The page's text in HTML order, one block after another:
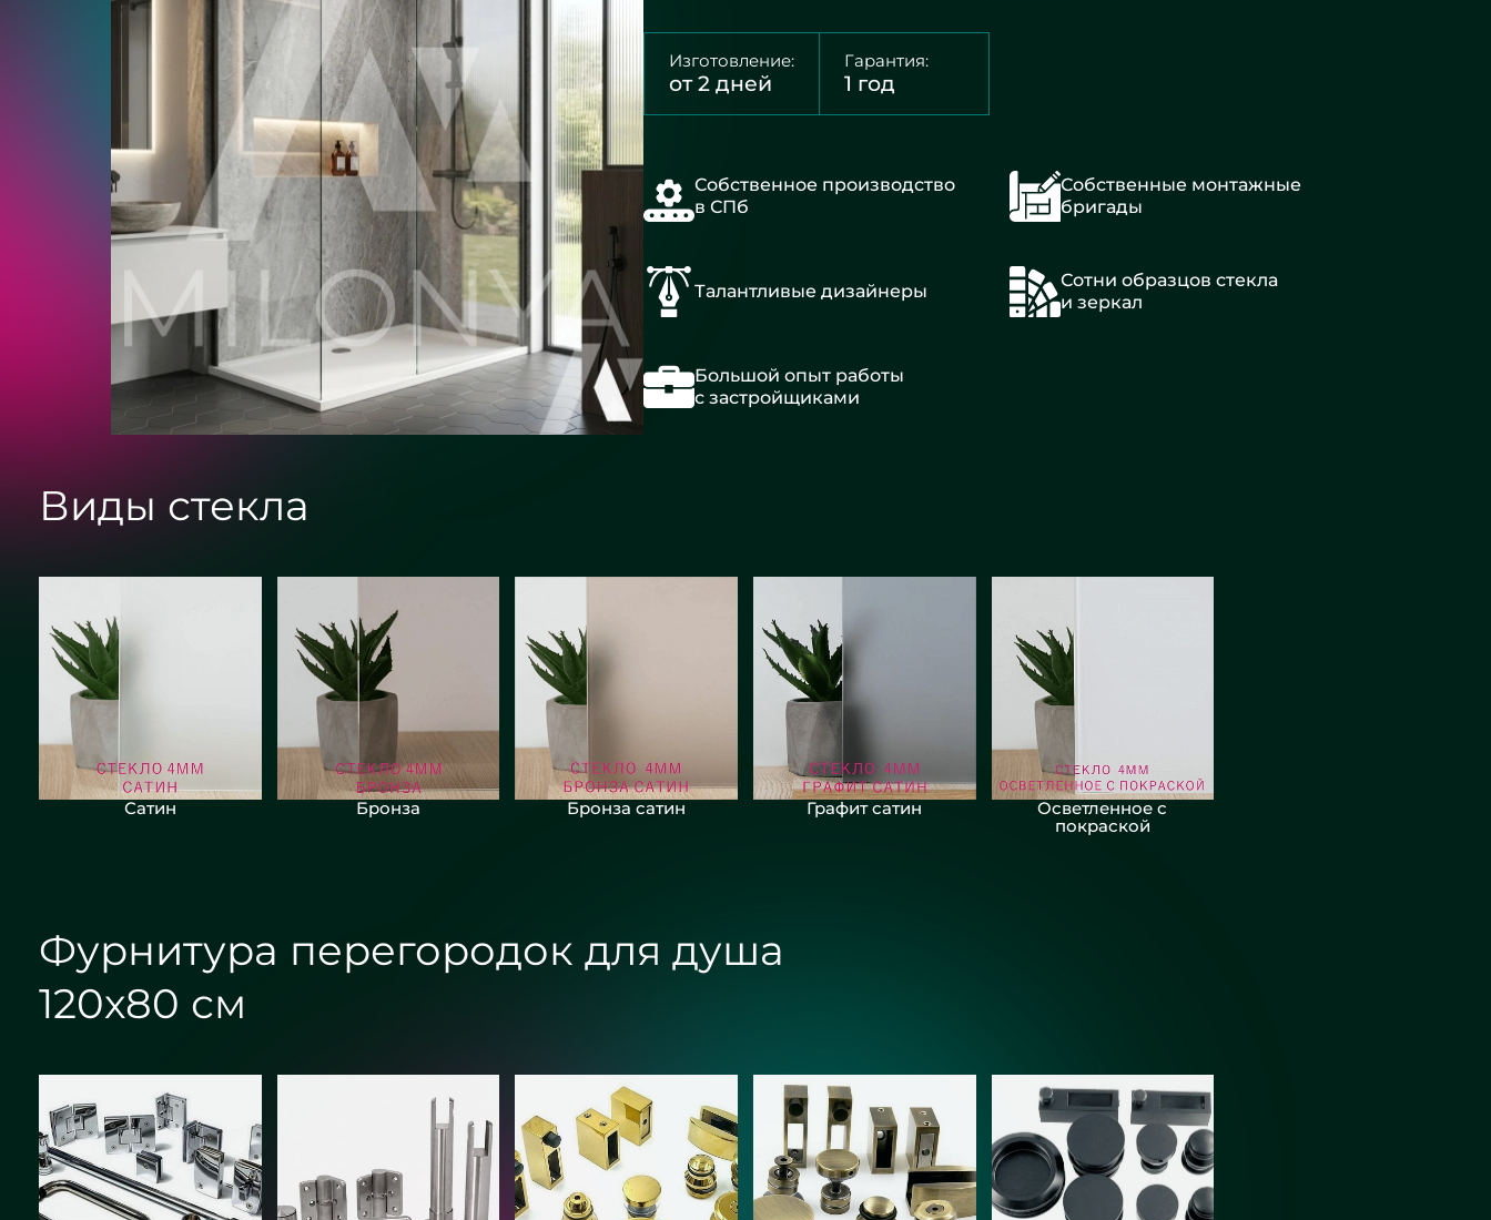
Изготовление:
от 2 дней
Гарантия:
1 год
Собственное производство
в СПб
Собственные монтажные
бригады
Талантливые дизайнеры
Сотни образцов стекла
и зеркал
Большой опыт работы
с застройщиками
Виды стекла
Сатин Бронза Бронза сатин Графит сатин
Осветленное с
покраской
Фурнитура перегородок для душа
120х80 см